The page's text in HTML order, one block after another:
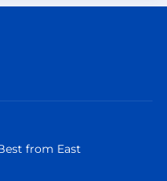
from East